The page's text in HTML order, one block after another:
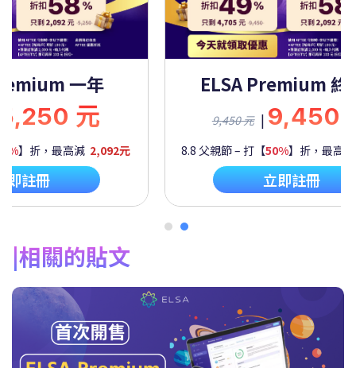
一年
元
】折，最高減 2,092元
即註冊
ELSA Premium 終
9,450 元 | 9,450
8.8 父親節 – 打【50%】折，最高
立即註冊
相關的貼文